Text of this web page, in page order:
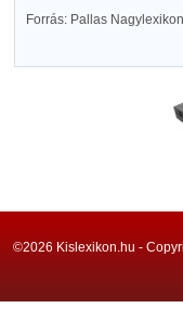
Forrás: Pallas Nagylexikon
©2026 Kislexikon.hu -